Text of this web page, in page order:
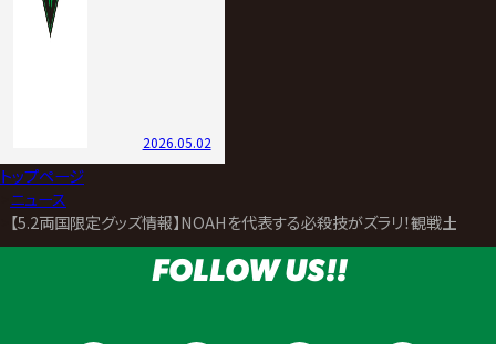
2026.05.02
トップページ
ニュース
【5.2両国限定グッズ情報】NOAHを代表する必殺技がズラリ！観戦土産
FOLLOW US!!